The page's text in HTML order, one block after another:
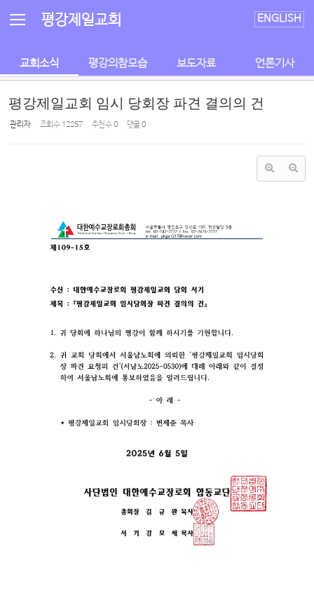
평강제일교회 ENGLISH
교회소식 평강의참모습 보도자료 언론기사
평강제일교회 임시 당회장 파견 결의의 건
관리자 조회 수 12257 추천 수0 댓글0